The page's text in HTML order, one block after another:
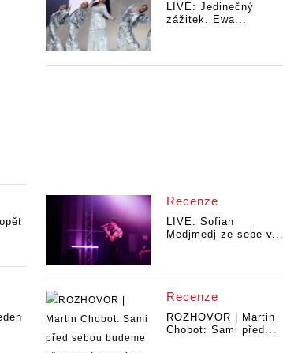
LIVE: Jedinečný
zážitek. Ewa...
Recenze
LIVE: Sofian
Medjmedj ze sebe v...
Recenze
ROZHOVOR | Martin
Chobot: Sami před...